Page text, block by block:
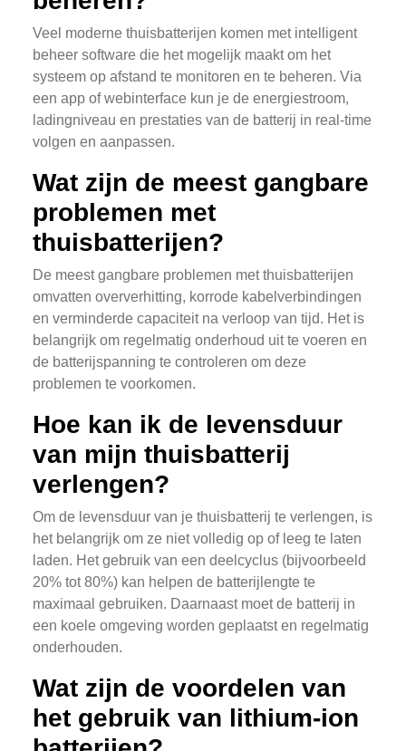
Veel moderne thuisbatterijen komen met intelligent
beheer software die het mogelijk maakt om het
systeem op afstand te monitoren en te beheren. Via
een app of webinterface kun je de energiestroom,
ladingniveau en prestaties van de batterij in real-time
volgen en aanpassen.
Wat zijn de meest gangbare
problemen met
thuisbatterijen?
De meest gangbare problemen met thuisbatterijen
omvatten oververhitting, korrode kabelverbindingen
en verminderde capaciteit na verloop van tijd. Het is
belangrijk om regelmatig onderhoud uit te voeren en
de batterijspanning te controleren om deze
problemen te voorkomen.
Hoe kan ik de levensduur
van mijn thuisbatterij
verlengen?
Om de levensduur van je thuisbatterij te verlengen, is
het belangrijk om ze niet volledig op of leeg te laten
laden. Het gebruik van een deelcyclus (bijvoorbeeld
20% tot 80%) kan helpen de batterijlengte te
maximaal gebruiken. Daarnaast moet de batterij in
een koele omgeving worden geplaatst en regelmatig
onderhouden.
Wat zijn de voordelen van
het gebruik van lithium-ion